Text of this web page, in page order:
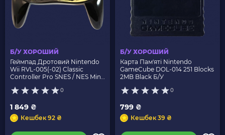
Б/У ХОРОШИЙ
Геймпад Дротовий Nintendo
Wii RVL-005(-02) Classic
Controller Pro SNES / NES Mini
Edition Black 1m Б/У
0
1 849 ₴
Кешбек 92 ₴
Б/У ХОРОШИЙ
Карта Пам'яті Nintendo
GameCube DOL-014 251 Blocks
2MB Black Б/У
0
799 ₴
Кешбек 39 ₴